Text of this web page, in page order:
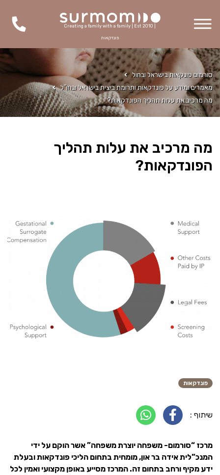
Creating a family with a family | Est 2010 |
פונדקאות
סורמום פונקאות בישראל ובחול
מאמרים ומידע על פונדקאות ותרומת ביצית בישראל ובחו"ל
מה מרכיב את עלות תהליך הפונדקאות?
מה מרכיב את עלות תהליך
הפונדקאות?
פונדקאות
שיתוף :
מרכז “סורמום- משפחה יוצרת משפחה” אשר הוקם על ידי
המנכ”לית אידה בר און, מומחית בתחום הליכי פונדקאות ובעלת
ידע מקיף ורחב בתחום זה. המרכז מסייע באופן מקצועי ואמין לכל